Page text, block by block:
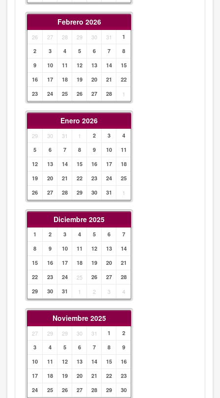
Febrero 2026
26 27 28 29 30 31
1
2
3 4 5 6 7
8
9
10 11 12 13 14
15
16
17 18 19 20 21
22
23
24 25 26 27 28 1
Enero 2026
29 30 31 1 2 3
4
5
6 7 8 9 10
11
12
13 14 15 16 17
18
19
20 21 22 23 24
25
26
27 28 29 30 31 1
Diciembre 2025
1 2 3 4 5 6
7
8
9 10 11 12 13
14
15
16 17 18 19 20
21
22
23 24 25 26 27
28
29
30 31 1 2 3 4
Noviembre 2025
27 29 29 30 31 1
2
3
4 5 6 7 8
9
10
11 12 13 14 15
16
17
18 19 20 21 22
23
24
25 26 27 28 29 30